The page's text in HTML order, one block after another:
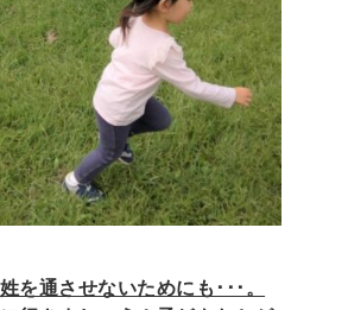
を通させないためにも･･･。